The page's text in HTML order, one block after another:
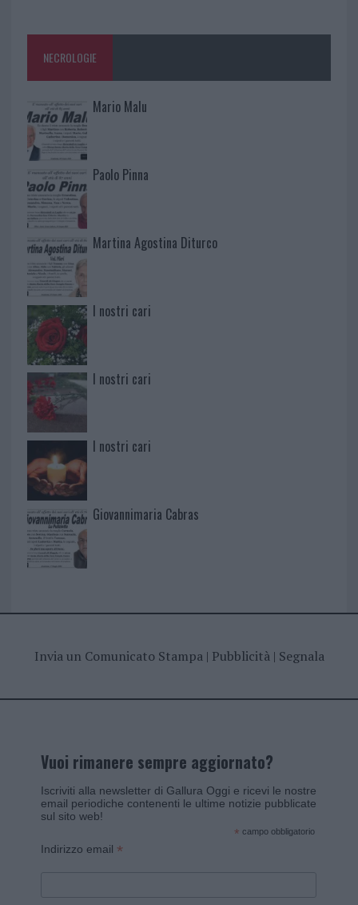
NECROLOGIE
Mario Malu
Paolo Pinna
Martina Agostina Diturco
I nostri cari
I nostri cari
I nostri cari
Giovannimaria Cabras
Invia un Comunicato Stampa| Pubblicità| Segnala
Vuoi rimanere sempre aggiornato?
Iscriviti alla newsletter di Gallura Oggi e ricevi le nostre
email periodiche contenenti le ultime notizie pubblicate
sul sito web!
* campo obbligatorio
Indirizzo email *